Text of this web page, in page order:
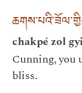
chakpé zol
Cunning, you
bliss.